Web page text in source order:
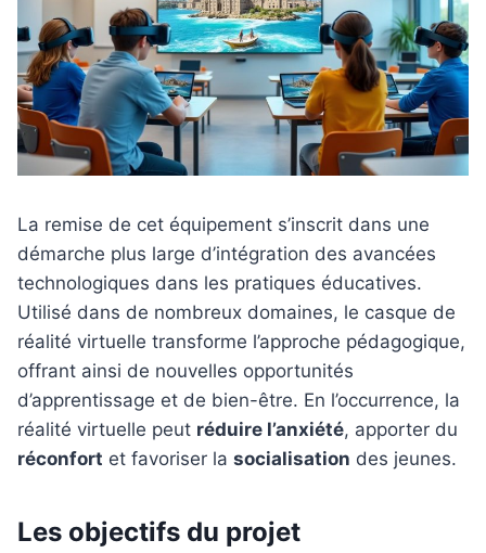
La remise de cet équipement s’inscrit dans une
démarche plus large d’intégration des avancées
technologiques dans les pratiques éducatives.
Utilisé dans de nombreux domaines, le casque de
réalité virtuelle transforme l’approche pédagogique,
offrant ainsi de nouvelles opportunités
d’apprentissage et de bien-être. En l’occurrence, la
réalité virtuelle peut réduire l’anxiété, apporter du
réconfort et favoriser la socialisation des jeunes.
Les objectifs du projet